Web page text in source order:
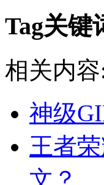
Tag关键
相关内容
神级
王者
文？